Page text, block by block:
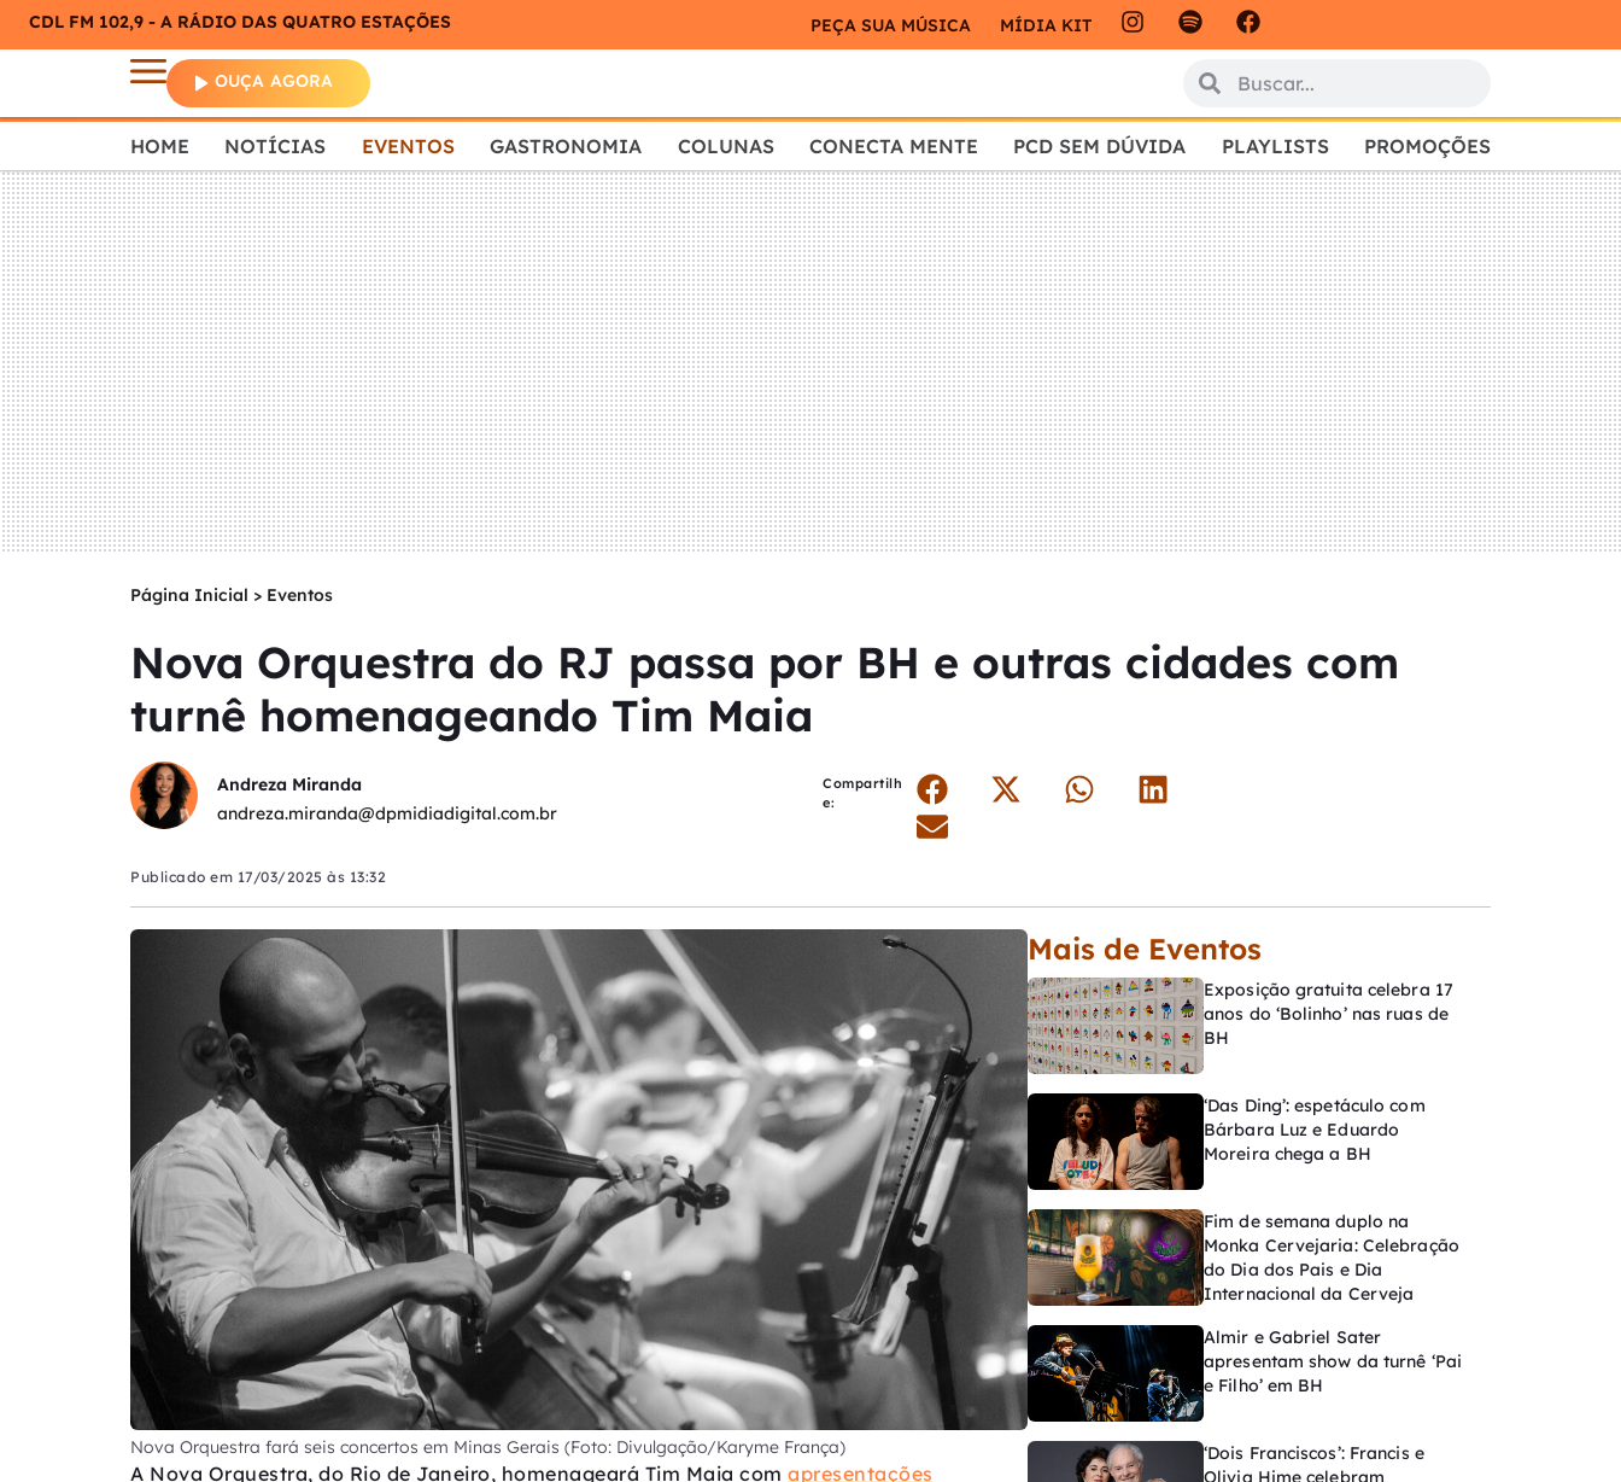
CDL FM 102,9 - A RÁDIO DAS QUATRO ESTAÇÕES PEÇA SUA MÚSICA MÍDIA KIT
OUÇA AGORA
HOME NOTÍCIAS EVENTOS GASTRONOMIA COLUNAS CONECTA MENTE PCD SEM DÚVIDA PLAYLISTS PROMOÇÕES
Página Inicial > Eventos
Nova Orquestra do RJ passa por BH e outras cidades com
turnê homenageando Tim Maia
Andreza Miranda
andreza.miranda@dpmidiadigital.com.br
Compartilh
e:
Publicado em 17/03/2025 às 13:32
Nova Orquestra fará seis concertos em Minas Gerais (Foto: Divulgação/Karyme França)
A Nova Orquestra, do Rio de Janeiro, homenageará Tim Maia com apresentações
Mais de Eventos
Exposição gratuita celebra 17
anos do ‘Bolinho’ nas ruas de
BH
‘Das Ding’: espetáculo com
Bárbara Luz e Eduardo
Moreira chega a BH
Fim de semana duplo na
Monka Cervejaria: Celebração
do Dia dos Pais e Dia
Internacional da Cerveja
Almir e Gabriel Sater
apresentam show da turnê ‘Pai
e Filho’ em BH
‘Dois Franciscos’: Francis e
Olivia Hime celebram